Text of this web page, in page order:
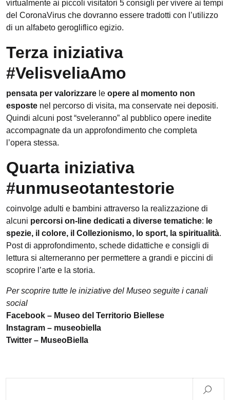
virtualmente ai piccoli visitatori 5 consigli per vivere ai tempi
del CoronaVirus che dovranno essere tradotti con l’utilizzo
di un alfabeto gerogliflico egizio.
Terza iniziativa
#VelisveliaAmo
pensata per valorizzare le opere al momento non
esposte nel percorso di visita, ma conservate nei depositi.
Quindi alcuni post “sveleranno” al pubblico opere inedite
accompagnate da un approfondimento che completa
l’opera stessa.
Quarta iniziativa
#unmuseotantestorie
coinvolge adulti e bambini attraverso la realizzazione di
alcuni percorsi on-line dedicati a diverse tematiche: le
spezie, il colore, il Collezionismo, lo sport, la spiritualità.
Post di approfondimento, schede didattiche e consigli di
lettura si alterneranno per permettere a grandi e piccini di
scoprire l’arte e la storia.
Per scoprire tutte le iniziative del Museo seguite i canali
social
Facebook – Museo del Territorio Biellese
Instagram – museobiella
Twitter – MuseoBiella